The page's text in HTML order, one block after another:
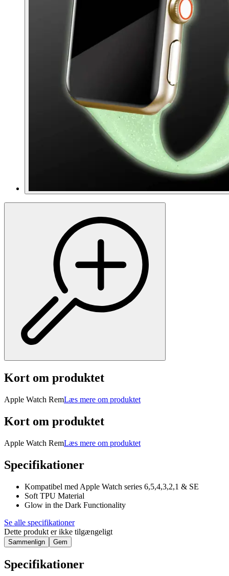
Kort om produktet
Apple Watch RemLæs mere om produktet
Kort om produktet
Apple Watch RemLæs mere om produktet
Specifikationer
Kompatibel med Apple Watch series 6,5,4,3,2,1 & SE
Soft TPU Material
Glow in the Dark Functionality
Se alle specifikationer
Dette produkt er ikke tilgængeligt
Sammenlign Gem
Specifikationer